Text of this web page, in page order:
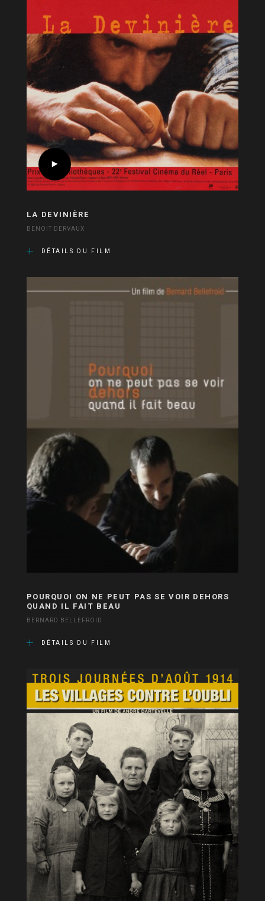
LA DEVINIÈRE
BENOIT DERVAUX
DÉTAILS DU FILM
POURQUOI ON NE PEUT PAS SE VOIR DEHORS
QUAND IL FAIT BEAU
BERNARD BELLEFROID
DÉTAILS DU FILM